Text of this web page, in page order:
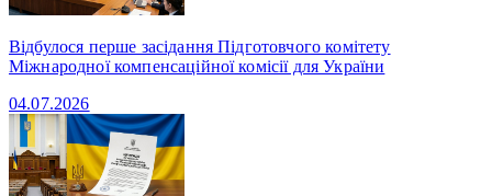
Відбулося перше засідання Підготовчого комітету
Міжнародної компенсаційної комісії для України
04.07.2026